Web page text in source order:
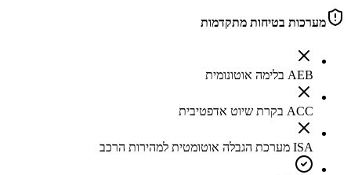
מערכות בטיחות מתקדמות
AEB בלימה אוטונומית
ACC בקרת שיוט אדפטיבית
ISA מערכת הגבלה אוטומטית למהירות הרכב